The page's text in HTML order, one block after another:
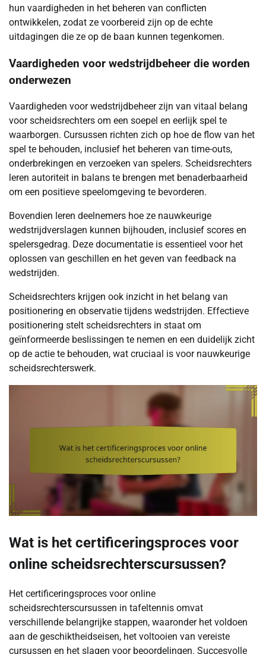
hun vaardigheden in het beheren van conflicten
ontwikkelen, zodat ze voorbereid zijn op de echte
uitdagingen die ze op de baan kunnen tegenkomen.
Vaardigheden voor wedstrijdbeheer die worden
onderwezen
Vaardigheden voor wedstrijdbeheer zijn van vitaal belang
voor scheidsrechters om een soepel en eerlijk spel te
waarborgen. Cursussen richten zich op hoe de flow van het
spel te behouden, inclusief het beheren van time-outs,
onderbrekingen en verzoeken van spelers. Scheidsrechters
leren autoriteit in balans te brengen met benaderbaarheid
om een positieve speelomgeving te bevorderen.
Bovendien leren deelnemers hoe ze nauwkeurige
wedstrijdverslagen kunnen bijhouden, inclusief scores en
spelersgedrag. Deze documentatie is essentieel voor het
oplossen van geschillen en het geven van feedback na
wedstrijden.
Scheidsrechters krijgen ook inzicht in het belang van
positionering en observatie tijdens wedstrijden. Effectieve
positionering stelt scheidsrechters in staat om
geïnformeerde beslissingen te nemen en een duidelijk zicht
op de actie te behouden, wat cruciaal is voor nauwkeurige
scheidsrechterswerk.
Wat is het certificeringsproces voor
online scheidsrechterscursussen?
Het certificeringsproces voor online
scheidsrechterscursussen in tafeltennis omvat
verschillende belangrijke stappen, waaronder het voldoen
aan de geschiktheidseisen, het voltooien van vereiste
cursussen en het slagen voor beoordelingen. Succesvolle